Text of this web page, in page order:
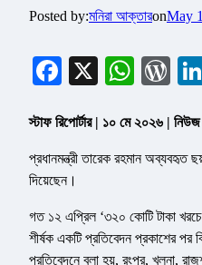
Posted by:মনিরা আক্তারonMay
Facebook
X
স্টাফ রিপোর্টার | ১০ মে ২০২৬ | নিউজ
প্রধানমন্ত্রী তারেক রহমান অব্যবহৃত
দিয়েছেন।
গত ১২ এপ্রিল ‘৩২০ কোটি টাকা
শীর্ষক একটি প্রতিবেদন প্রকাশের পর
প্রতিবেদনে বলা হয়, রংপুর, খুলনা,